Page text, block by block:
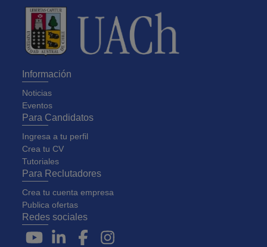
Información
Noticias
Eventos
Para Candidatos
Ingresa a tu perfil
Crea tu CV
Tutoriales
Para Reclutadores
Crea tu cuenta empresa
Publica ofertas
Redes sociales